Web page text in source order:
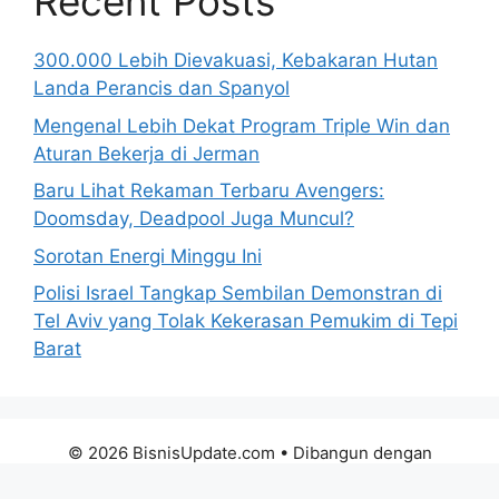
300.000 Lebih Dievakuasi, Kebakaran Hutan
Landa Perancis dan Spanyol
Mengenal Lebih Dekat Program Triple Win dan
Aturan Bekerja di Jerman
Baru Lihat Rekaman Terbaru Avengers:
Doomsday, Deadpool Juga Muncul?
Sorotan Energi Minggu Ini
Polisi Israel Tangkap Sembilan Demonstran di
Tel Aviv yang Tolak Kekerasan Pemukim di Tepi
Barat
© 2026 BisnisUpdate.com • Dibangun dengan